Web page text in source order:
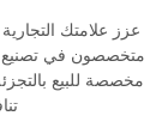
عزز علامتك
متخصصون في تصنيع
مخصصة للبيع